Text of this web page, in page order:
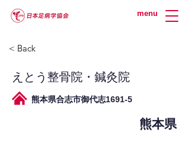
menu
< Back
えとう整骨院・鍼灸院
熊本県合志市御代志1691-5
熊本県